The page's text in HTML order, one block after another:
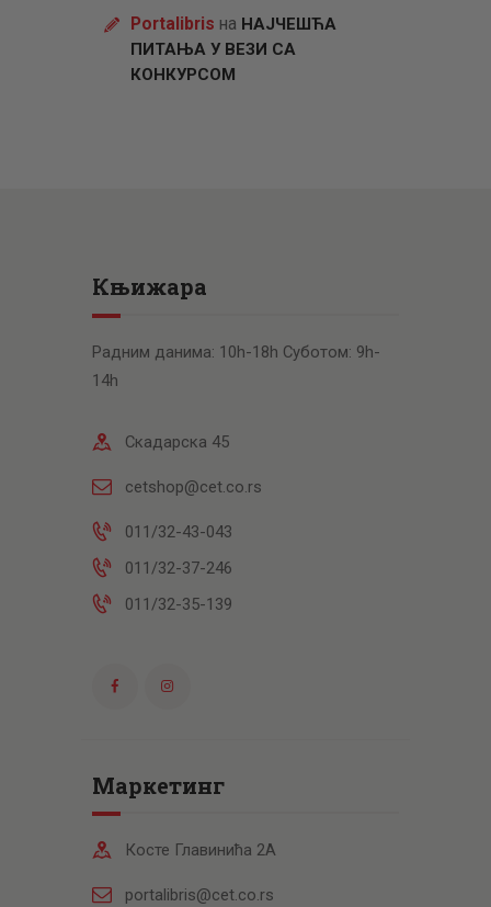
Portalibris на НАЈЧЕШЋА
ПИТАЊА У ВЕЗИ СА
КОНКУРСОМ
Књижара
Радним данима: 10h-18h Суботом: 9h-
14h
Скадарска 45
cetshop@cet.co.rs
011/32-43-043
011/32-37-246
011/32-35-139
Маркетинг
Косте Главинића 2А
portalibris@cet.co.rs